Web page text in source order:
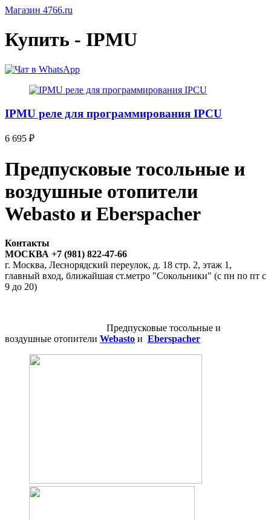
Магазин 4766.ru
Купить - IPMU
IPMU реле для программирования IPCU
6 695 ₽
Предпусковые тосольные и
воздушные отопители
Webasto и Eberspacher
Контакты
МОСКВА +7 (981) 822-47-66
г. Москва, Леснорядский переулок, д. 18 стр. 2, этаж 1,
главный вход, ближайшая ст.метро "Сокольники" (с пн по пт с
9 до 20)
Предпусковые тосольные и
воздушные отопители Webasto и Eberspacher